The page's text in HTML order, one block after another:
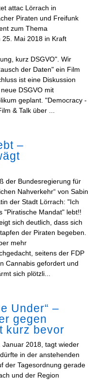
attac Lörrach in
Piraten und Freifunk
zum Thema
Mai 2018 in Kraft
kurz DSGVO". Wir
der Daten" ein Film
ist eine Diskussion
DSGVO mit
geplant. "Democracy -
& Talk über ...
–
der Bundesregierung für
Nahverkehr“ von Sabin
der Stadt Lörrach: "Ich
"Piratische Mandat" lebt!!
sich deutlich, dass sich
der Piraten begeben.
mehr
seitens der FDP
Cannabis gefordert und
sich plötzli...
Under“ –
gegen
kurz bevor
2018, tagt wieder
in der anstehenden
der Tagesordnung gerade
und der Region